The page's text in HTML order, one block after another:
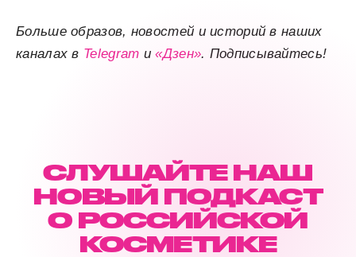
Больше образов, новостей и историй в наших
каналах в Telegram и«Дзен». Подписывайтесь!
СЛУШАЙТЕ НАШ
НОВЫЙ ПОДКАСТ
О РОССИЙСКОЙ
КОСМЕТИКЕ